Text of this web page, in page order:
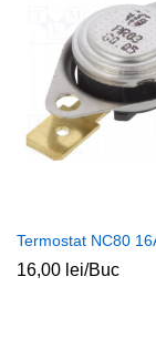
Termostat NC80
16,00 lei/Buc